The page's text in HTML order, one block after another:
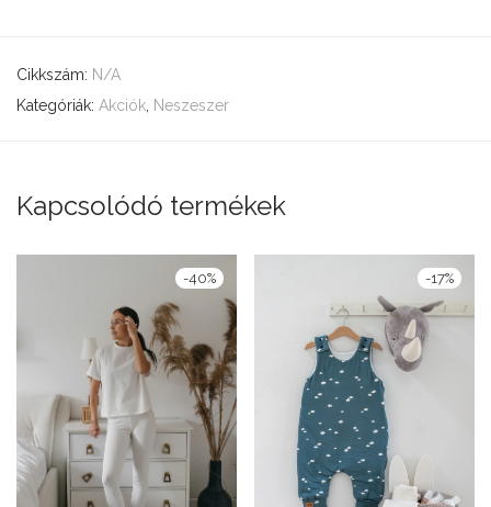
Cikkszám: N/A
Kategóriák: Akciók Neszeszer
Kapcsolódó termékek
-40% -17%